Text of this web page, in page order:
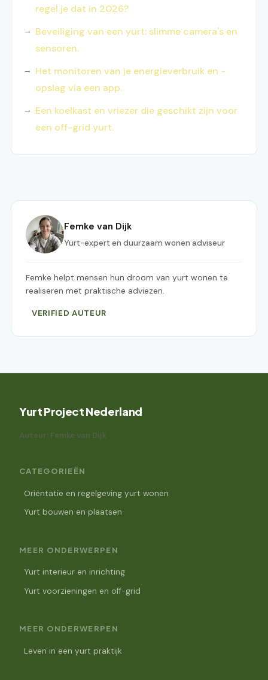
regel je dat in 2026?
Beveiliging van een yurt: slimme camera's en
sensoren.
Het monitoren van je energieverbruik en -
opslag via een app.
Een koelkast en vriezer die geschikt zijn voor
een off-grid yurt.
Femke van Dijk
Yurt-expert en duurzaam wonen adviseur
Femke helpt mensen hun droom van yurt wonen te
realiseren met praktische adviezen.
VERIFIED AUTEUR
Yurt Project Nederland
Auteur: Femke van Dijk
CATEGORIEËN
Oriëntatie en regelgeving yurt wonen
Yurt bouwen en plaatsen
MEER ONDERWERPEN
Yurt interieur en inrichting
Yurt voorzieningen en off-grid
MEER ONDERWERPEN
Leven in een yurt praktijk